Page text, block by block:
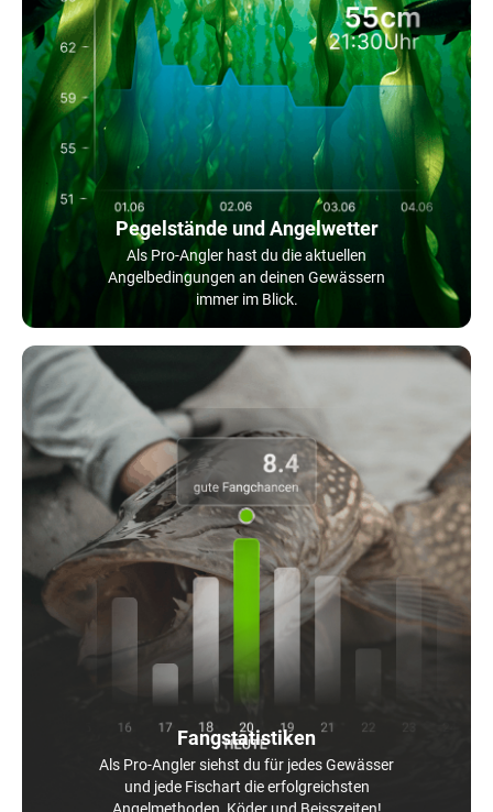
Pegelstände und Angelwetter
Als Pro-Angler hast du die aktuellen
Angelbedingungen an deinen Gewässern
immer im Blick.
Fangstatistiken
Als Pro-Angler siehst du für jedes Gewässer
und jede Fischart die erfolgreichsten
Angelmethoden, Köder und Beisszeiten!